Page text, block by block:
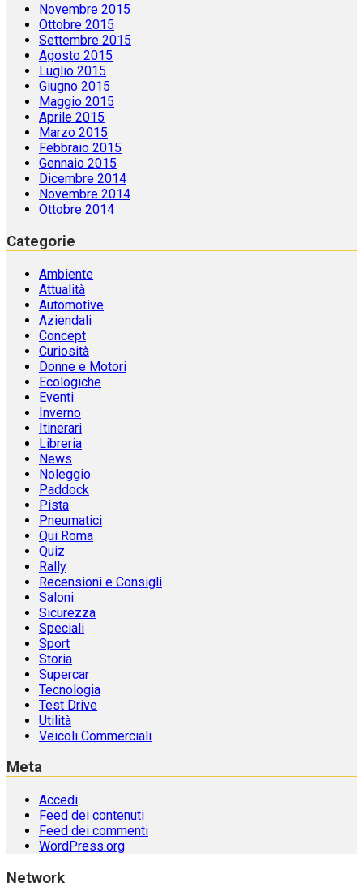
Novembre 2015
Ottobre 2015
Settembre 2015
Agosto 2015
Luglio 2015
Giugno 2015
Maggio 2015
Aprile 2015
Marzo 2015
Febbraio 2015
Gennaio 2015
Dicembre 2014
Novembre 2014
Ottobre 2014
Categorie
Ambiente
Attualità
Automotive
Aziendali
Concept
Curiosità
Donne e Motori
Ecologiche
Eventi
Inverno
Itinerari
Libreria
News
Noleggio
Paddock
Pista
Pneumatici
Qui Roma
Quiz
Rally
Recensioni e Consigli
Saloni
Sicurezza
Speciali
Sport
Storia
Supercar
Tecnologia
Test Drive
Utilità
Veicoli Commerciali
Meta
Accedi
Feed dei contenuti
Feed dei commenti
WordPress.org
Network